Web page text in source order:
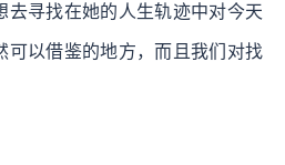
去寻找在她的人生轨迹中对今天
可以借鉴的地方，而且我们对找